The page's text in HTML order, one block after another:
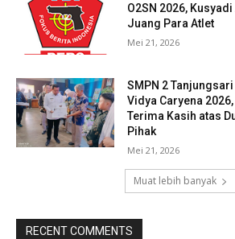
O2SN 2026,
Juang Para Atlet
Mei 21, 2026
SMPN 2
Vidya Caryena
Terima Kasih atas
Pihak
Mei 21, 2026
Muat lebih banyak
RECENT COMMENTS